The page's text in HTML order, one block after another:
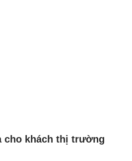
cho khách thị trường